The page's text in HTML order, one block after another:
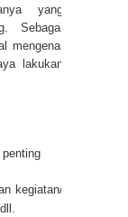
yang
Sebagai
mengenai
lakukan
kegiatan/